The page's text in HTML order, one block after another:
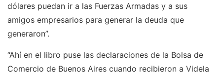
dólares puedan ir a las Fuerzas Armadas y a sus
amigos empresarios para generar la deuda que
generaron”.
“Ahí en el libro puse las declaraciones de la Bolsa de
Comercio de Buenos Aires cuando recibieron a Videla